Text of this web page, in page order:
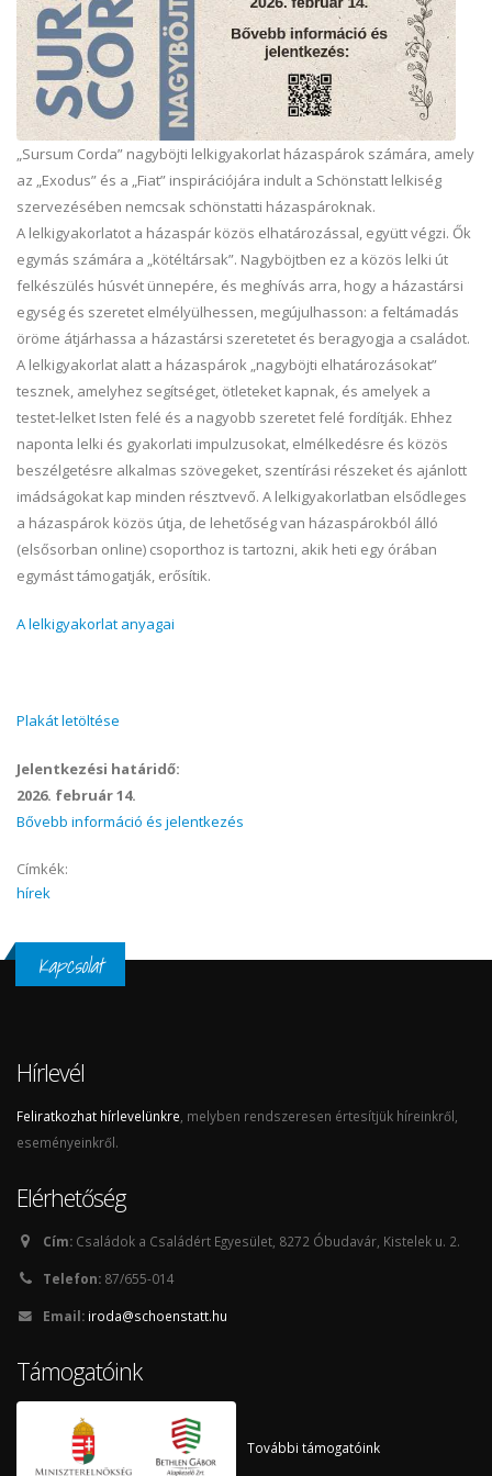
„Sursum Corda” nagyböjti lelkigyakorlat házaspárok számára, amely
az „Exodus” és a „Fiat” inspirációjára indult a Schönstatt lelkiség
szervezésében nemcsak schönstatti házaspároknak.
A lelkigyakorlatot a házaspár közös elhatározással, együtt végzi. Ők
egymás számára a „kötéltársak”. Nagyböjtben ez a közös lelki út
felkészülés húsvét ünnepére, és meghívás arra, hogy a házastársi
egység és szeretet elmélyülhessen, megújulhasson: a feltámadás
öröme átjárhassa a házastársi szeretetet és beragyogja a családot.
A lelkigyakorlat alatt a házaspárok „nagyböjti elhatározásokat”
tesznek, amelyhez segítséget, ötleteket kapnak, és amelyek a
testet-lelket Isten felé és a nagyobb szeretet felé fordítják. Ehhez
naponta lelki és gyakorlati impulzusokat, elmélkedésre és közös
beszélgetésre alkalmas szövegeket, szentírási részeket és ajánlott
imádságokat kap minden résztvevő. A lelkigyakorlatban elsődleges
a házaspárok közös útja, de lehetőség van házaspárokból álló
(elsősorban online) csoporthoz is tartozni, akik heti egy órában
egymást támogatják, erősítik.
A lelkigyakorlat anyagai
Plakát letöltése
Jelentkezési határidő:
2026. február 14.
Bővebb információ és jelentkezés
Címkék:
hírek
Kapcsolat
Hírlevél
Feliratkozhat hírlevelünkre , melyben rendszeresen értesítjük híreinkről,
eseményeinkről.
Elérhetőség
Cím: Családok a Családért Egyesület, 8272 Óbudavár, Kistelek u. 2.
Telefon: 87/655-014
Email: iroda@schoenstatt.hu
Támogatóink
További támogatóink